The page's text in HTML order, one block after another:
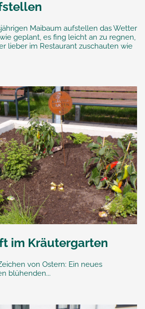
Maibaum aufstellen das Wetter
geplant, es fing leicht an zu regnen,
lieber im Restaurant zuschauten wie
im Kräutergarten
von Ostern: Ein neues
blühenden...